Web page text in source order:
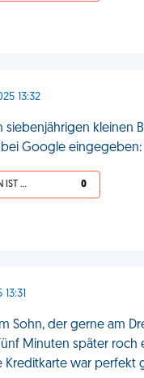
13:32
siebenjährigen kleinen
Google eingegeben:
ICH STIMME ZU, DEIN LEBEN IST SCHEISSE 0
Sohn, der gerne am
Minuten später
war perfekt